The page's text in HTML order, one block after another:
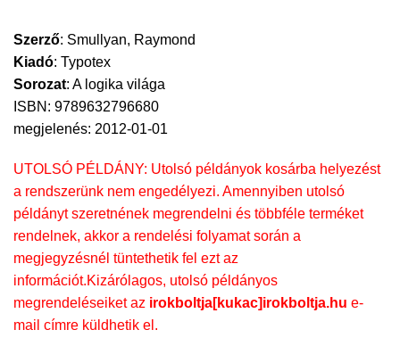
Szerző: Smullyan, Raymond
Kiadó: Typotex
Sorozat: A logika világa
ISBN: 9789632796680
megjelenés: 2012-01-01
UTOLSÓ PÉLDÁNY: Utolsó példányok kosárba helyezést
a rendszerünk nem engedélyezi. Amennyiben utolsó
példányt szeretnének megrendelni és többféle terméket
rendelnek, akkor a rendelési folyamat során a
megjegyzésnél tüntethetik fel ezt az
információt.Kizárólagos, utolsó példányos
megrendeléseiket az irokboltja[kukac]irokboltja.hu e-
mail címre küldhetik el.